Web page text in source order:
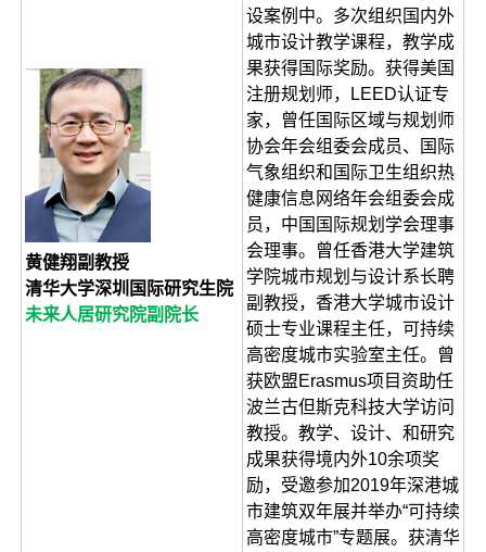
黄健翔副教授
清华大学深圳国际研究生院
未来人居研究院副院长
设案例中。多次组织国内外
城市设计教学课程，教学成
果获得国际奖励。获得美国
注册规划师，LEED认证专
家，曾任国际区域与规划师
协会年会组委会成员、国际
气象组织和国际卫生组织热
健康信息网络年会组委会成
员，中国国际规划学会理事
会理事。曾任香港大学建筑
学院城市规划与设计系长聘
副教授，香港大学城市设计
硕士专业课程主任，可持续
高密度城市实验室主任。曾
获欧盟Erasmus项目资助任
波兰古但斯克科技大学访问
教授。教学、设计、和研究
成果获得境内外10余项奖
励，受邀参加2019年深港城
市建筑双年展并举办“可持续
高密度城市”专题展。获清华